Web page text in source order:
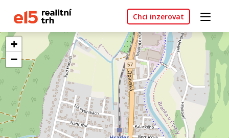
Chci inzerovat
+
−